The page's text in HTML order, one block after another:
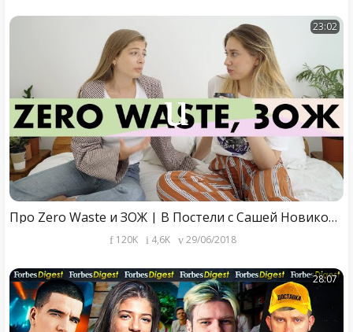
23:02
Про Zero Waste и ЗОЖ | В Постели с Сашей Новиковой
120K 4,6K 29/06/2018
28:07